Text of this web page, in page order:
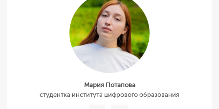
Мария Потапова
студентка института цифрового образования